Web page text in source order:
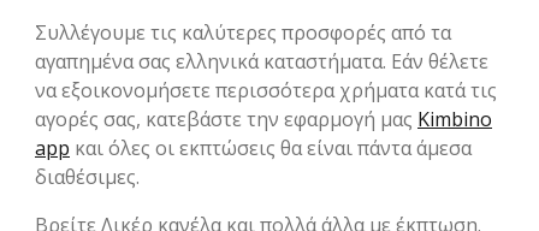
Συλλέγουμε τις καλύτερες προσφορές από τα
αγαπημένα σας ελληνικά καταστήματα. Εάν θέλετε
να εξοικονομήσετε περισσότερα χρήματα κατά τις
αγορές σας, κατεβάστε την εφαρμογή μας Kimbino
app και όλες οι εκπτώσεις θα είναι πάντα άμεσα
διαθέσιμες.
Βρείτε Λικέρ κανέλα και πολλά άλλα με έκπτωση.